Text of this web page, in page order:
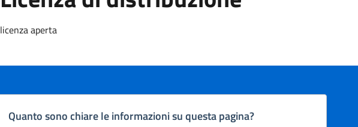
licenza aperta
Quanto sono chiare le informazioni su questa pagina?